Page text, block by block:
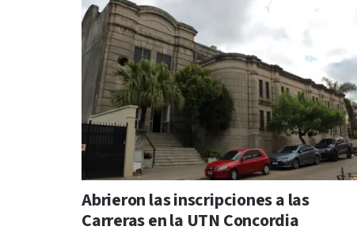
Abrieron las inscripciones a las
Carreras en la UTN Concordia